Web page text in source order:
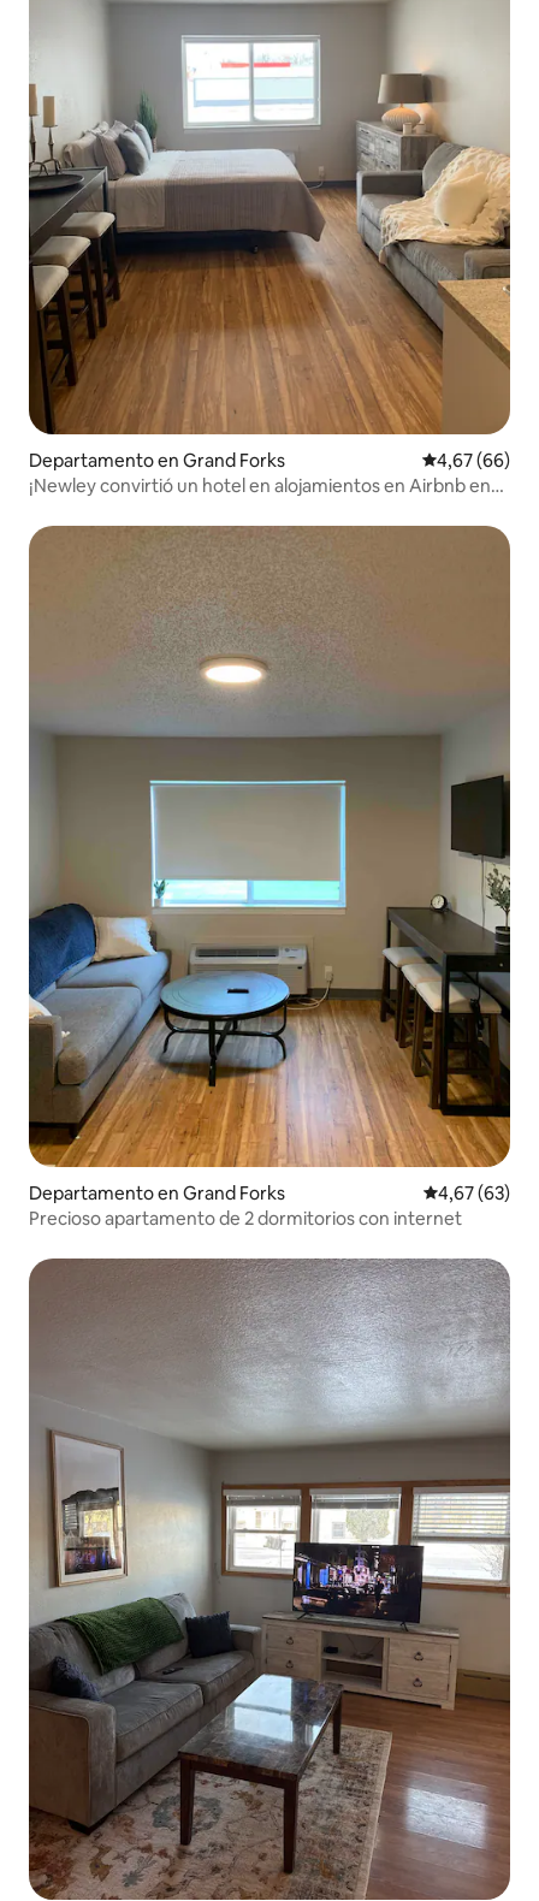
Departamento en Grand Forks Calificación
4,67 (66)
¡Newley convirtió un hotel en alojamientos en Airbnb en
Departamento en Grand Forks Calificación
4,67 (63)
Precioso apartamento de 2 dormitorios con internet